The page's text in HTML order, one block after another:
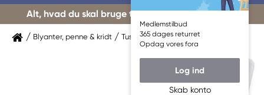
Medlemstilbud
365 dages returret
Opdag vores fora
Log ind
Skab konto
Alt, hvad du skal bruge til kursusstart – køb her »
Blyanter, penne & kridt Tuschpenne & markers